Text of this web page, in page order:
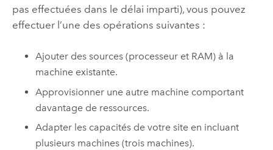
pas effectuées dans le délai imparti), vous pouvez
effectuer l’une des opérations suivantes :
Ajouter des sources (processeur et RAM) à la
machine existante.
Approvisionner une autre machine comportant
davantage de ressources.
Adapter les capacités de votre site en incluant
plusieurs machines (trois machines).